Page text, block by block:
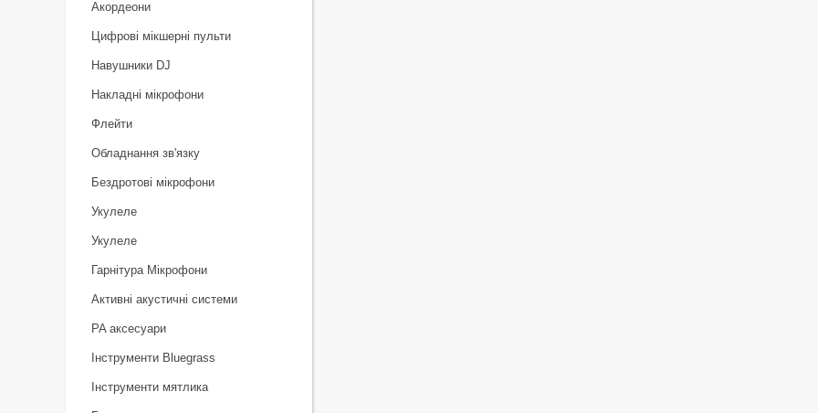
Акордеони
Цифрові мікшерні пульти
Навушники DJ
Накладні мікрофони
Флейти
Обладнання зв'язку
Бездротові мікрофони
Укулеле
Укулеле
Гарнітура Мікрофони
Активні акустичні системи
PA аксесуари
Інструменти Bluegrass
Інструменти мятлика